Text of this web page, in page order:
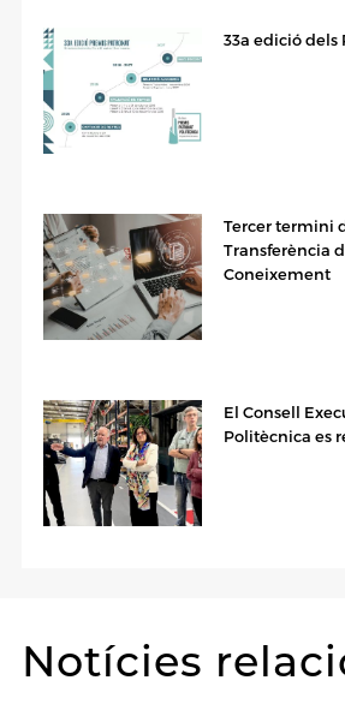
33a edició
Tercer termini
Transferència
El Consell
Politècnica es
Notícies